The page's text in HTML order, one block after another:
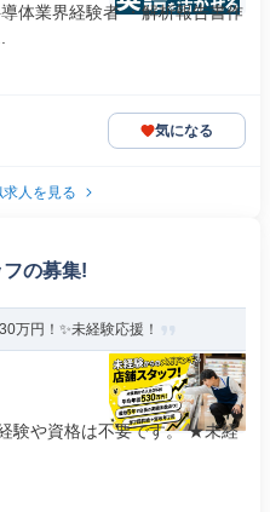
体業界経験者 ・解析報告書作
気になる
人を見る
の募集!
万円！✨未経験応援！
験や資格は不要です。 ★未経